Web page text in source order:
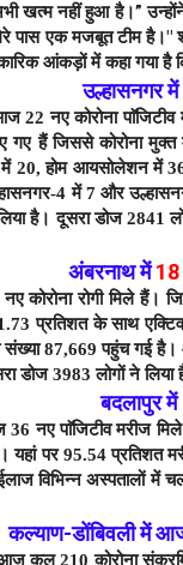
खत्म नहीं हुआ है।”
एक मजबूत टीम है।"
आंकड़ों में कहा गया है
उल्हासनगर
22 नए कोरोना
हैं जिससे कोरोना मुक्त
20, होम आयसोलेशन में
4 में 7 और
है। दूसरा डोज 2841
अंबरनाथ में18
कोरोना रोगी मिले
प्रतिशत के साथ
87,669 पहुंच गई
डोज 3983 लोगों ने लिया
बदलापुर में
नए पाॅजिटीव मरीज
यहां पर 95.54
विभिन्न अस्पतालों में
कल्याण-डोंबिवलीमें
आज कुल 210 कोरोना